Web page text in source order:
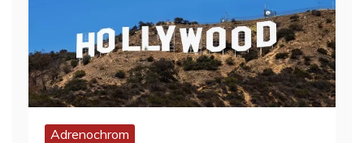
Adrenochrom